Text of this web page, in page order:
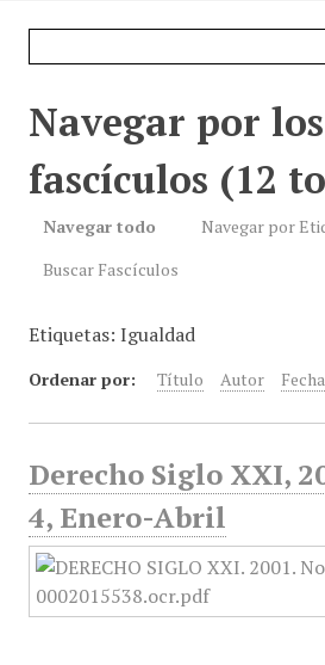
Navegar por los
fascículos (12
Navegar todo
Navegar por
Buscar Fascículos
Etiquetas: Igualdad
Ordenar por: Título Autor
Derecho Siglo XXI,
4, Enero-Abril